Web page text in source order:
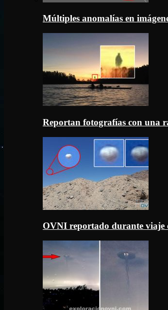
Múltiples anomalías en
Reportan fotografías con una
OVNI reportado durante viaje